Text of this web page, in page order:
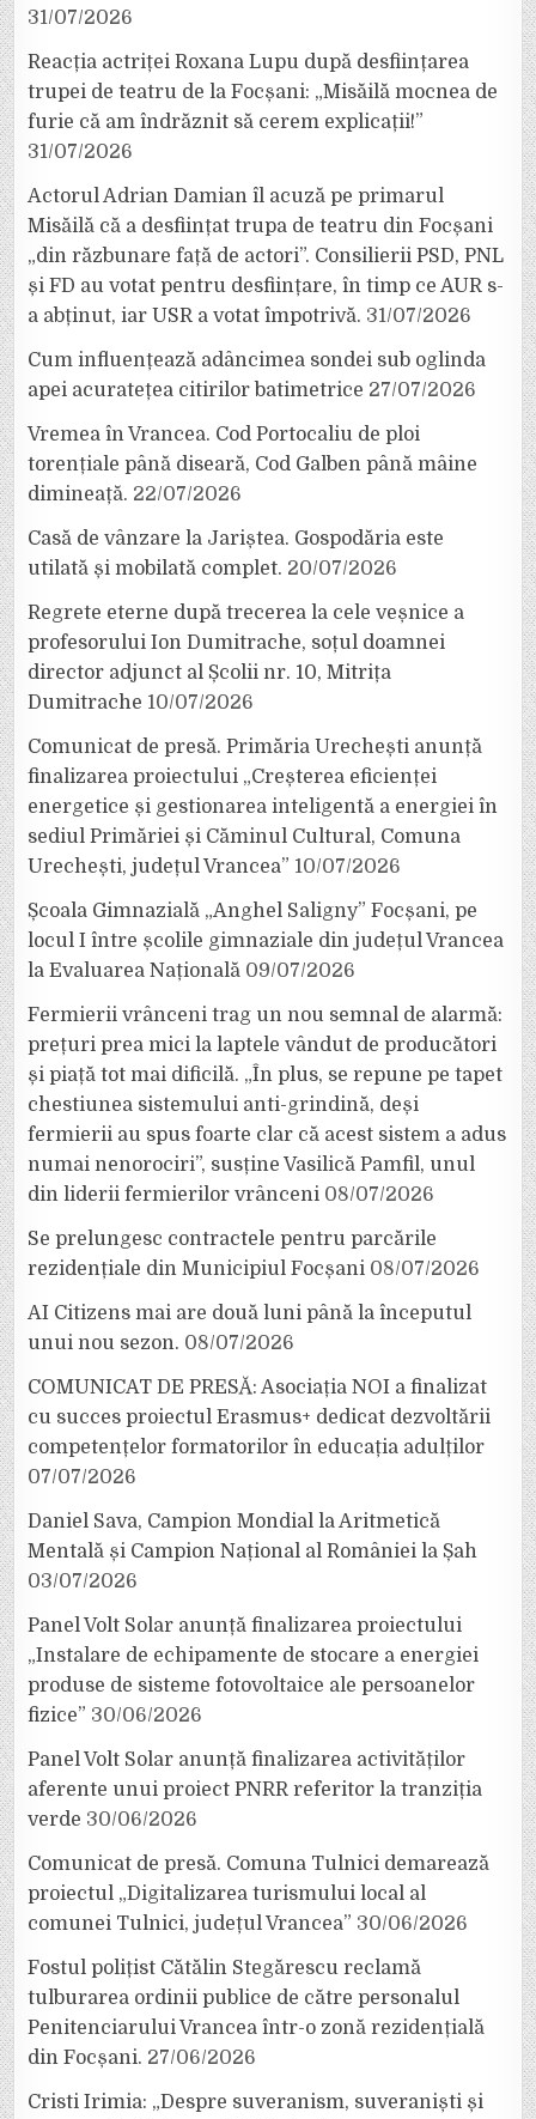
31/07/2026
Reacția actriței Roxana Lupu după desființarea
trupei de teatru de la Focșani: „Misăilă mocnea de
furie că am îndrăznit să cerem explicații!”
31/07/2026
Actorul Adrian Damian îl acuză pe primarul
Misăilă că a desființat trupa de teatru din Focșani
„din răzbunare față de actori”. Consilierii PSD, PNL
și FD au votat pentru desființare, în timp ce AUR s-
a abținut, iar USR a votat împotrivă. 31/07/2026
Cum influențează adâncimea sondei sub oglinda
apei acuratețea citirilor batimetrice 27/07/2026
Vremea în Vrancea. Cod Portocaliu de ploi
torențiale până diseară, Cod Galben până mâine
dimineață. 22/07/2026
Casă de vânzare la Jariștea. Gospodăria este
utilată și mobilată complet. 20/07/2026
Regrete eterne după trecerea la cele veșnice a
profesorului Ion Dumitrache, soțul doamnei
director adjunct al Școlii nr. 10, Mitrița
Dumitrache 10/07/2026
Comunicat de presă. Primăria Urechești anunță
finalizarea proiectului „Creșterea eficienței
energetice și gestionarea inteligentă a energiei în
sediul Primăriei și Căminul Cultural, Comuna
Urechești, județul Vrancea” 10/07/2026
Școala Gimnazială „Anghel Saligny” Focșani, pe
locul I între școlile gimnaziale din județul Vrancea
la Evaluarea Națională 09/07/2026
Fermierii vrânceni trag un nou semnal de alarmă:
prețuri prea mici la laptele vândut de producători
și piață tot mai dificilă. „În plus, se repune pe tapet
chestiunea sistemului anti-grindină, deși
fermierii au spus foarte clar că acest sistem a adus
numai nenorociri”, susține Vasilică Pamfil, unul
din liderii fermierilor vrânceni 08/07/2026
Se prelungesc contractele pentru parcările
rezidențiale din Municipiul Focșani 08/07/2026
AI Citizens mai are două luni până la începutul
unui nou sezon. 08/07/2026
COMUNICAT DE PRESĂ: Asociația NOI a finalizat
cu succes proiectul Erasmus+ dedicat dezvoltării
competențelor formatorilor în educația adulților
07/07/2026
Daniel Sava, Campion Mondial la Aritmetică
Mentală și Campion Național al României la Șah
03/07/2026
Panel Volt Solar anunță finalizarea proiectului
„Instalare de echipamente de stocare a energiei
produse de sisteme fotovoltaice ale persoanelor
fizice” 30/06/2026
Panel Volt Solar anunță finalizarea activităților
aferente unui proiect PNRR referitor la tranziția
verde 30/06/2026
Comunicat de presă. Comuna Tulnici demarează
proiectul „Digitalizarea turismului local al
comunei Tulnici, județul Vrancea” 30/06/2026
Fostul polițist Cătălin Stegărescu reclamă
tulburarea ordinii publice de către personalul
Penitenciarului Vrancea într-o zonă rezidențială
din Focșani. 27/06/2026
Cristi Irimia: „Despre suveranism, suveraniști și